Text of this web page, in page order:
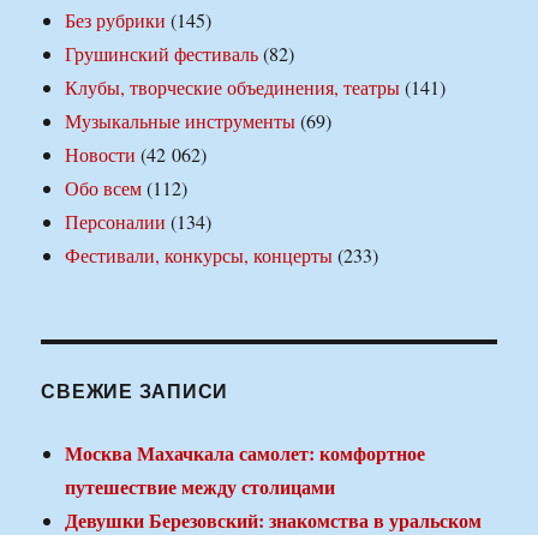
Без рубрики (145)
Грушинский фестиваль(82)
Клубы, творческие объединения, театры(141)
Музыкальные инструменты(69)
Новости (42 062)
Обо всем(112)
Персоналии (134)
Фестивали, конкурсы, концерты(233)
СВЕЖИЕ ЗАПИСИ
Москва Махачкала самолет: комфортное
путешествие между столицами
Девушки Березовский: знакомства в уральском